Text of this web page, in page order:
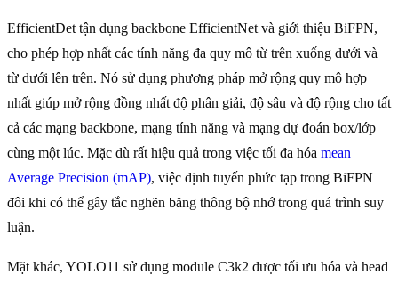
EfficientDet tận dụng backbone EfficientNet và giới thiệu BiFPN,
cho phép hợp nhất các tính năng đa quy mô từ trên xuống dưới và
từ dưới lên trên. Nó sử dụng phương pháp mở rộng quy mô hợp
nhất giúp mở rộng đồng nhất độ phân giải, độ sâu và độ rộng cho tất
cả các mạng backbone, mạng tính năng và mạng dự đoán box/lớp
cùng một lúc. Mặc dù rất hiệu quả trong việc tối đa hóa mean
Average Precision (mAP), việc định tuyến phức tạp trong BiFPN
đôi khi có thể gây tắc nghẽn băng thông bộ nhớ trong quá trình suy
luận.
Mặt khác, YOLO11 sử dụng module C3k2 được tối ưu hóa và head